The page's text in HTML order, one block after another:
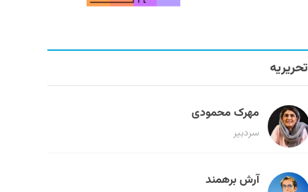
تحریریه
مهرک محمودی
سردبیر
آرش برهمند